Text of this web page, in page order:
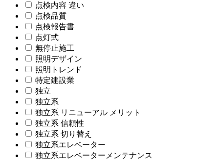
点検内容 違い
点検品質
点検報告書
点灯式
無停止施工
照明デザイン
照明トレンド
特定建設業
独立
独立系
独立系 リニューアル メリット
独立系 信頼性
独立系 切り替え
独立系エレベーター
独立系エレベーターメンテナンス